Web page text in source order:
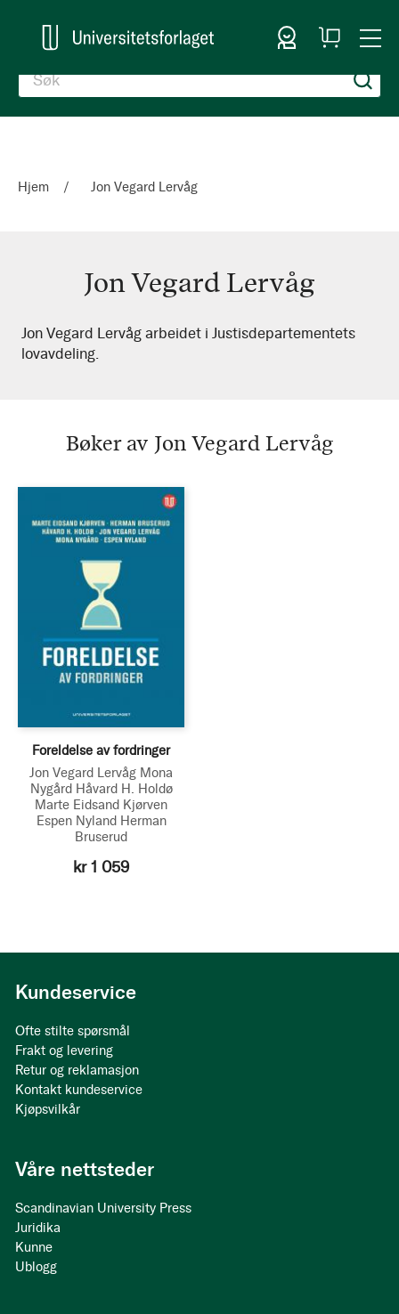
Logg inn
Handlekurv
Hjem Jon Vegard Lervåg
Jon Vegard Lervåg
Jon
Vegard
Jon Vegard Lervåg arbeidet i Justisdepartementets
lovavdeling.
Bøker av Jon Vegard Lervåg
Foreldelse av fordringer
Jon Vegard Lervåg Mona
Nygård Håvard H. Holdø
Marte Eidsand Kjørven
Espen Nyland Herman
Bruserud
kr 1 059
Kundeservice
Ofte stilte spørsmål
Frakt og levering
Retur og reklamasjon
Kontakt kundeservice
Kjøpsvilkår
Våre nettsteder
Scandinavian University Press
Juridika
Kunne
Ublogg